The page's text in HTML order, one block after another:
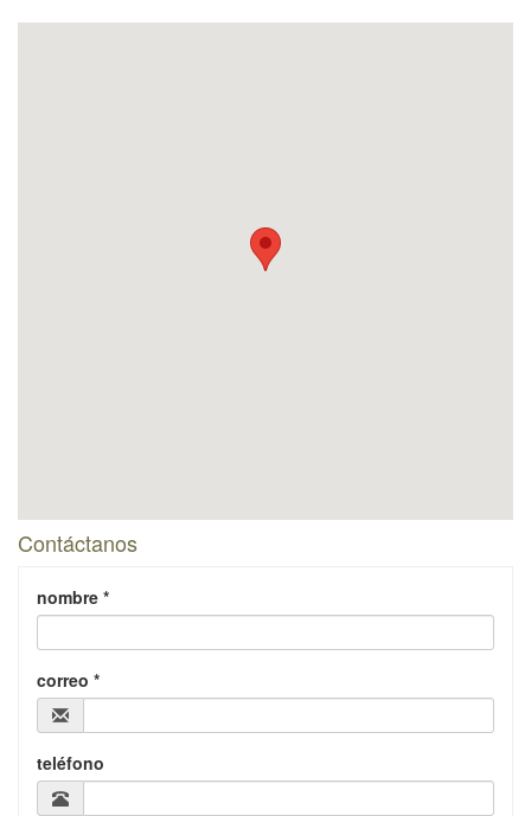
Contáctanos
nombre *
correo *
teléfono